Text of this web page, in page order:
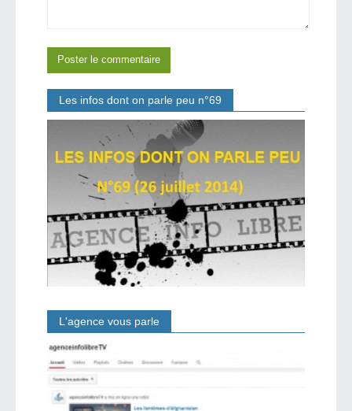
Les infos dont on parle peu n°69
L'agence vous parle